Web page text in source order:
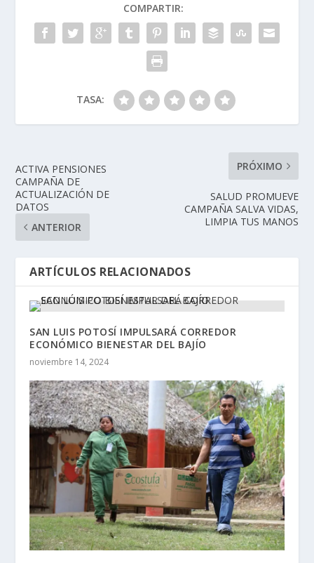
COMPARTIR:
TASA:
ACTIVA PENSIONES
CAMPAÑA DE
ACTUALIZACIÓN DE
DATOS
ANTERIOR
PRÓXIMO
SALUD PROMUEVE
CAMPAÑA SALVA VIDAS,
LIMPIA TUS MANOS
ARTÍCULOS RELACIONADOS
SAN LUIS POTOSÍ IMPULSARÁ CORREDOR
ECONÓMICO BIENESTAR DEL BAJÍO
noviembre 14, 2024